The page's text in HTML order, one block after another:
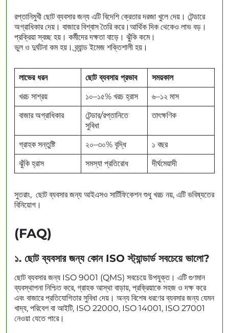
রপ্তানিমুখী ছোট ব্যবসার জন্য এটি বিদেশি ক্রেতার দরজা খুলে দেয়। টেন্ডারে
অগ্রাধিকার দেয়। বাজারে বিশ্বাস তৈরি করে।আর্থিক দিক থেকেও লাভ বড়।
প্রক্রিয়া স্বচ্ছ হয়। কর্মীদের দক্ষতা বাড়ে। ঝুঁকি কমে।
ভুল ও দুর্ঘটনা কম হয়। ব্র্যান্ড ইমেজ শক্তিশালী হয়।
লাভের ধরন ছোট ব্যবসায় প্রভাব
সময়কাল
খরচ সাশ্রয়
১০–১৫% খরচ হ্রাস
৬–১২ মাস
বাজার অগ্রাধিকার
টেন্ডার/রপ্তানিতে
সুবিধা
তাৎক্ষণিক
গ্রাহক সন্তুষ্টি ২০–৩০% বৃদ্ধি
১ বছর
ঝুঁকি হ্রাস
সমস্যা প্রতিরোধ দীর্ঘমেয়াদী
সুতরাং, ছোট ব্যবসার জন্য আইএসও সার্টিফিকেশন শুধু খরচ নয়, এটি ভবিষ্যতের
বিনিয়োগ।
(FAQ)
১. ছোট ব্যবসার জন্য কোন ISO স্ট্যান্ডার্ড সবচেয়ে ভালো?
ছোট ব্যবসার জন্য ISO 9001 (QMS) সবচেয়ে উপযুক্ত। এটি গুণমান
ব্যবস্থাপনা নিশ্চিত করে, গ্রাহক আস্থা বাড়ায়, প্রক্রিয়াকে সহজ ও দক্ষ করে
এবং বাজারে প্রতিযোগিতার সুবিধা দেয়। অন্য বিশেষ ধরণের ব্যবসার জন্য যেমন
খাদ্য, পরিবেশ বা আইটি, ISO 22000, ISO 14001, ISO 27001
নেওয়া যেতে পারে।